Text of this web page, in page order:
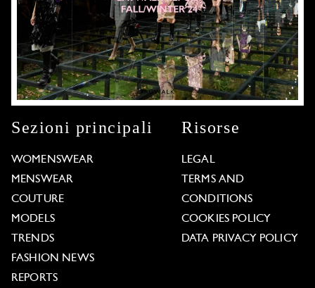
Sezioni principali
WOMENSWEAR
MENSWEAR
COUTURE
MODELS
TRENDS
FASHION NEWS
REPORTS
Risorse
LEGAL
TERMS AND
CONDITIONS
COOKIES POLICY
DATA PRIVACY POLICY